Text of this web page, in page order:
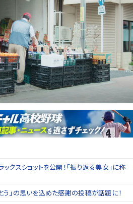
ックスショットを公開！「振り返る美女」に称
う」の思いを込めた感謝の投稿が話題に！